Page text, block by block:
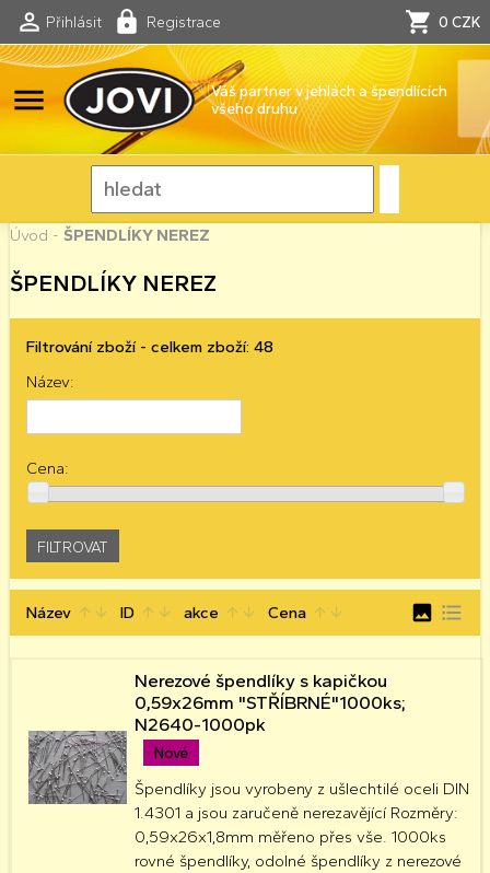
Přihlásit Registrace 0 CZK
menu
Váš partner v jehlách a špendlících
všeho druhu
Úvod - ŠPENDLÍKY NEREZ
ŠPENDLÍKY NEREZ
Filtrování zboží - celkem zboží: 48
Název:
Cena:
Název arrow_upward arrow_downward ID arrow_upward arrow_downward akce arrow_upward arrow_downward Cena arrow_upward arrow_downward image format_list_bulleted
Nové
Nerezové špendlíky s kapičkou
0,59x26mm "STŘÍBRNÉ"1000ks;
N2640-1000pk
Špendlíky jsou vyrobeny z ušlechtilé oceli DIN
1.4301 a jsou zaručeně nerezavějící Rozměry:
0,59x26x1,8mm měřeno přes vše. 1000ks
rovné špendlíky, odolné špendlíky z nerezové